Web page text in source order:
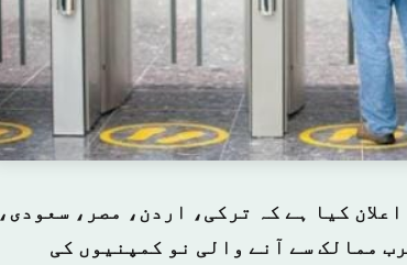
کیا ہے کہ ترکی، اردن، مصر، سعودی،
ممالک سے آنے والی نو کمپنیوں کی